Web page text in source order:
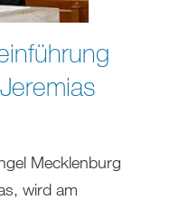
Mecklenburg
wird am